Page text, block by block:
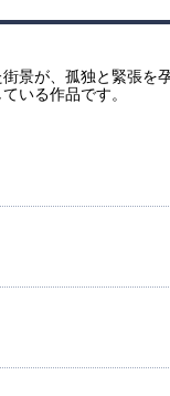
景が、孤独と緊張を
いる作品です。